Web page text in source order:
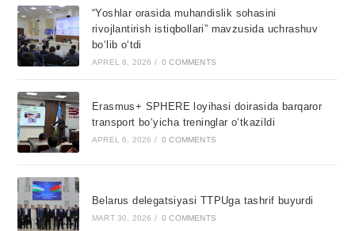
“Yoshlar orasida muhandislik sohasini
rivojlantirish istiqbollari” mavzusida uchrashuv
bo‘lib o‘tdi
APREL 8, 2026 / 0 COMMENTS
Erasmus+ SPHERE loyihasi doirasida barqaror
transport bo‘yicha treninglar o‘tkazildi
APREL 6, 2026 / 0 COMMENTS
Belarus delegatsiyasi TTPUga tashrif buyurdi
MART 30, 2026 / 0 COMMENTS